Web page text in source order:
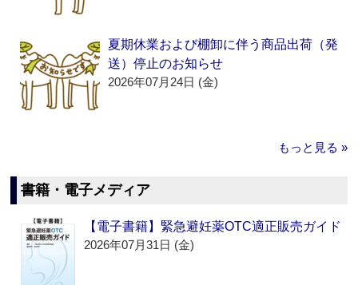
夏期休業および棚卸に伴う商品出荷（発
送）停止のお知らせ
2026年07月24日 (金)
もっと見る »
書籍・電子メディア
【電子書籍】緊急避妊薬OTC適正販売ガイド
2026年07月31日 (金)